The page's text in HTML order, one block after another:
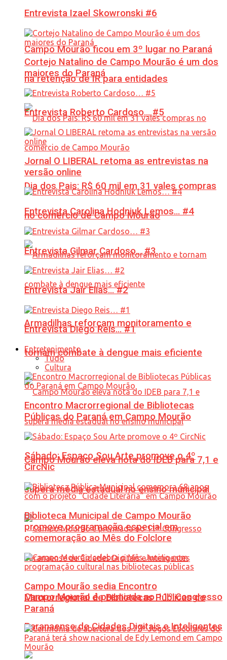
Campo Mourão ficou em 3º lugar no Paraná
na retenção de IR para entidades
Dia dos Pais: R$ 60 mil em 31 vales compras
no comércio de Campo Mourão
Armadilhas reforçam monitoramento e
tornam combate à dengue mais eficiente
Campo Mourão eleva nota do IDEB para 7,1 e
supera média estadual no ensino municipal
Campo Mourão é premiada no 11º Congresso
Paranaense de Cidades Digitais e Inteligentes
Entrevista Izael Skowronski #6
Cortejo Natalino de Campo Mourão é um dos
maiores do Paraná
Entrevista Roberto Cardoso… #5
Jornal O LIBERAL retoma as entrevistas na
versão online
Entrevista Carolina Hodniuk Lemos… #4
Entrevista Gilmar Cardoso… #3
Entrevista Jair Elias… #2
Entrevista Diego Reis… #1
Entretenimento
Tudo
Cultura
Encontro Macrorregional de Bibliotecas
Públicas do Paraná em Campo Mourão
Sábado: Espaço Sou Arte promove o 4º
CircNic
Biblioteca Municipal de Campo Mourão
promove programação especial em
comemoração ao Mês do Folclore
Campo Mourão sedia Encontro
Macrorregional de Bibliotecas Públicas do
Paraná